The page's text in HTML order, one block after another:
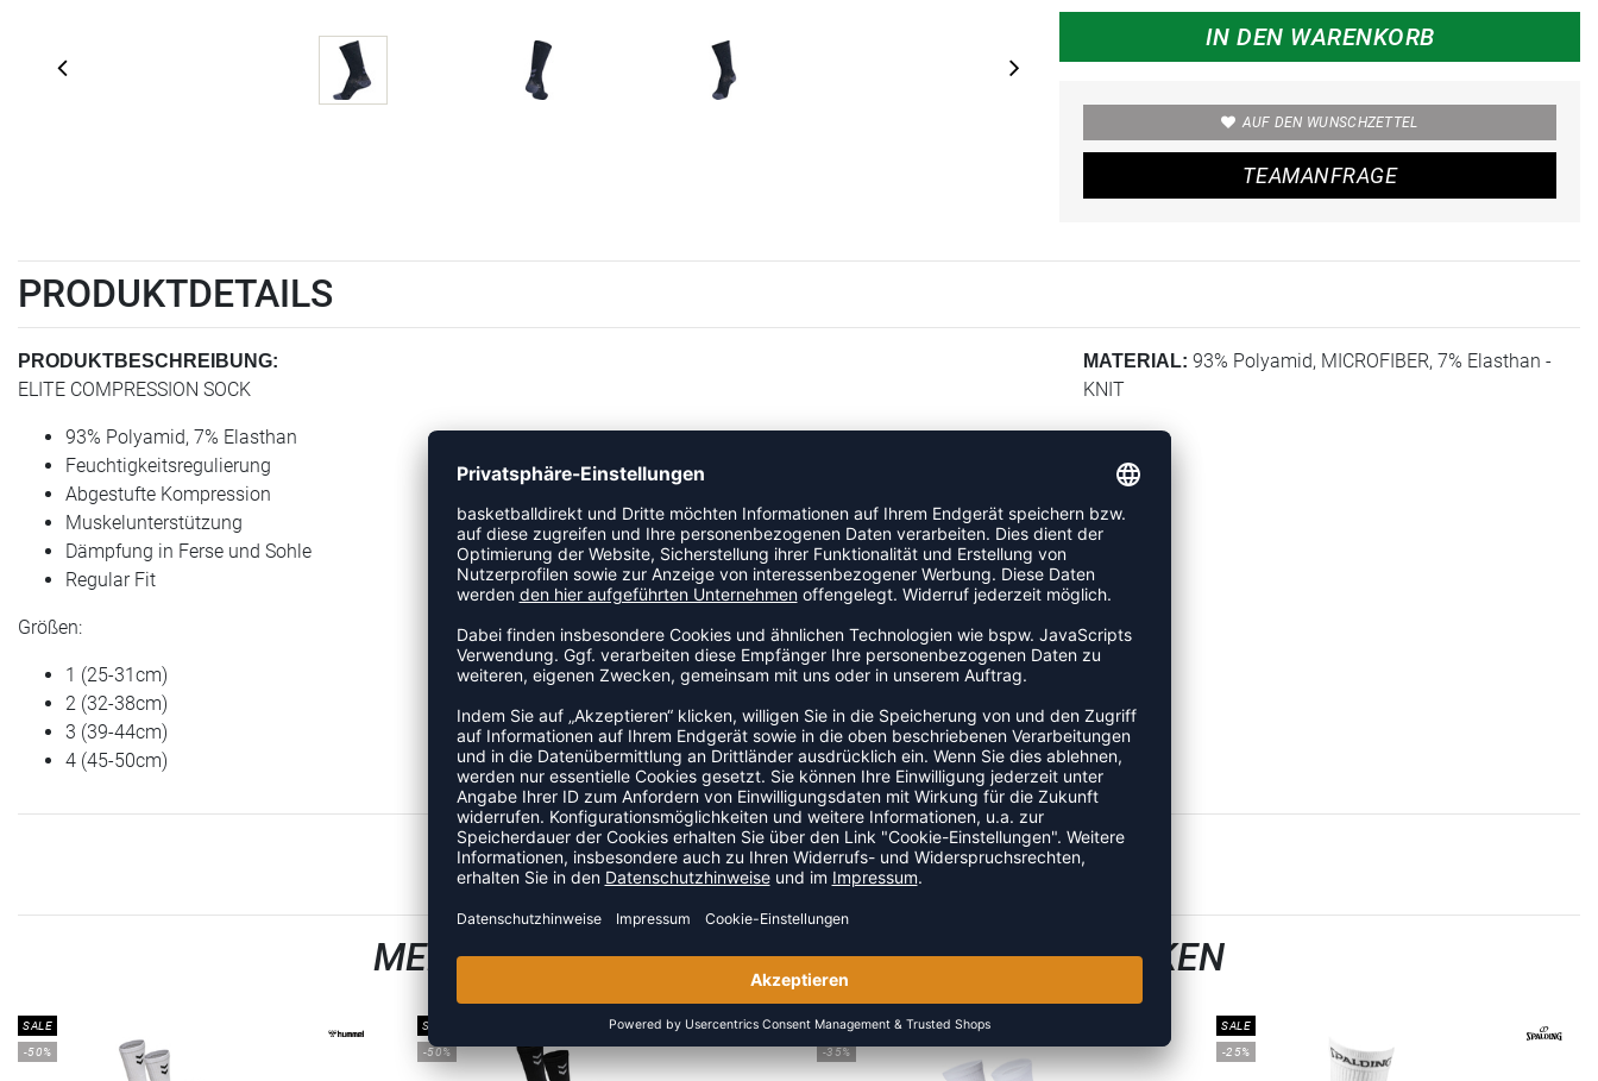
IN DEN WARENKORB
AUF DEN WUNSCHZETTEL
TEAMANFRAGE
PRODUKTDETAILS
PRODUKTBESCHREIBUNG:
ELITE COMPRESSION SOCK
93% Polyamid, 7% Elasthan
Feuchtigkeitsregulierung
Abgestufte Kompression
Muskelunterstützung
Dämpfung in Ferse und Sohle
Regular Fit
Größen:
1 (25-31cm)
2 (32-38cm)
3 (39-44cm)
4 (45-50cm)
MATERIAL: 93% Polyamid, MICROFIBER, 7% Elasthan -
KNIT
ZULETZT ANGESEHEN
MEHR AUS DER KATEGORIE BASKETBALLSOCKEN
SALE
-50%
SALE
-50%
SALE
-35%
SALE
-25%